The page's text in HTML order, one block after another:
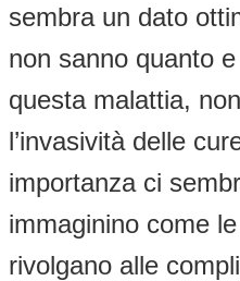
sembra un dato
non sanno quanto
questa malattia,
l’invasività delle
importanza ci
immaginino come
rivolgano alle